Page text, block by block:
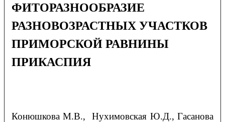
ФИТОРАЗНООБРАЗИЕ
РАЗНОВОЗРАСТНЫХ УЧАСТКОВ
ПРИМОРСКОЙ РАВНИНЫ
ПРИКАСПИЯ
КонюшковаМ.В., Нухимовская Ю.Д., Гасанова